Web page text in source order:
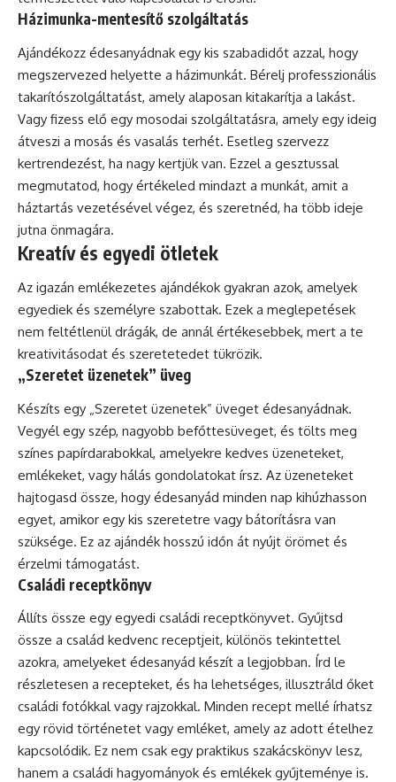
Házimunka-mentesítő szolgáltatás
Ajándékozz édesanyádnak egy kis szabadidőt azzal, hogy
megszervezed helyette a házimunkát. Bérelj professzionális
takarítószolgáltatást, amely alaposan kitakarítja a lakást.
Vagy fizess elő egy mosodai szolgáltatásra, amely egy ideig
átveszi a mosás és vasalás terhét. Esetleg szervezz
kertrendezést, ha nagy kertjük van. Ezzel a gesztussal
megmutatod, hogy értékeled mindazt a munkát, amit a
háztartás vezetésével végez, és szeretnéd, ha több ideje
jutna önmagára.
Kreatív és egyedi ötletek
Az igazán emlékezetes ajándékok gyakran azok, amelyek
egyediek és személyre szabottak. Ezek a meglepetések
nem feltétlenül drágák, de annál értékesebbek, mert a te
kreativitásodat és szeretetedet tükrözik.
„Szeretet üzenetek” üveg
Készíts egy „Szeretet üzenetek” üveget édesanyádnak.
Vegyél egy szép, nagyobb befőttesüveget, és tölts meg
színes papírdarabokkal, amelyekre kedves üzeneteket,
emlékeket, vagy hálás gondolatokat írsz. Az üzeneteket
hajtogasd össze, hogy édesanyád minden nap kihúzhasson
egyet, amikor egy kis szeretetre vagy bátorításra van
szüksége. Ez az ajándék hosszú időn át nyújt örömet és
érzelmi támogatást.
Családi receptkönyv
Állíts össze egy egyedi családi receptkönyvet. Gyűjtsd
össze a család kedvenc receptjeit, különös tekintettel
azokra, amelyeket édesanyád készít a legjobban. Írd le
részletesen a recepteket, és ha lehetséges, illusztráld őket
családi fotókkal vagy rajzokkal. Minden recept mellé írhatsz
egy rövid történetet vagy emléket, amely az adott ételhez
kapcsolódik. Ez nem csak egy praktikus szakácskönyv lesz,
hanem a családi hagyományok és emlékek gyűjteménye is.